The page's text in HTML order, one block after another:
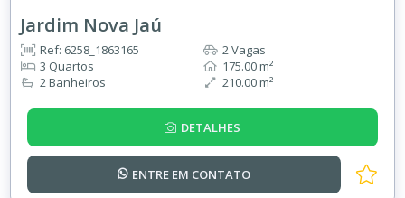
Jardim Nova Jaú
Ref: 6258_1863165
3 Quartos
2 Banheiros
2 Vagas
175.00 m²
210.00 m²
DETALHES
ENTRE EM CONTATO